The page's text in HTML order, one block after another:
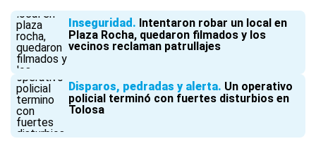
Inseguridad
Intentaron robar un local en
Plaza Rocha, quedaron filmados y los
vecinos reclaman patrullajes
Disparos, pedradas y alerta Un operativo
policial terminó con fuertes disturbios en
Tolosa